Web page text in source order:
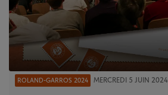
ROLAND-GARROS 2024 MERCREDI 5 JUIN 2024